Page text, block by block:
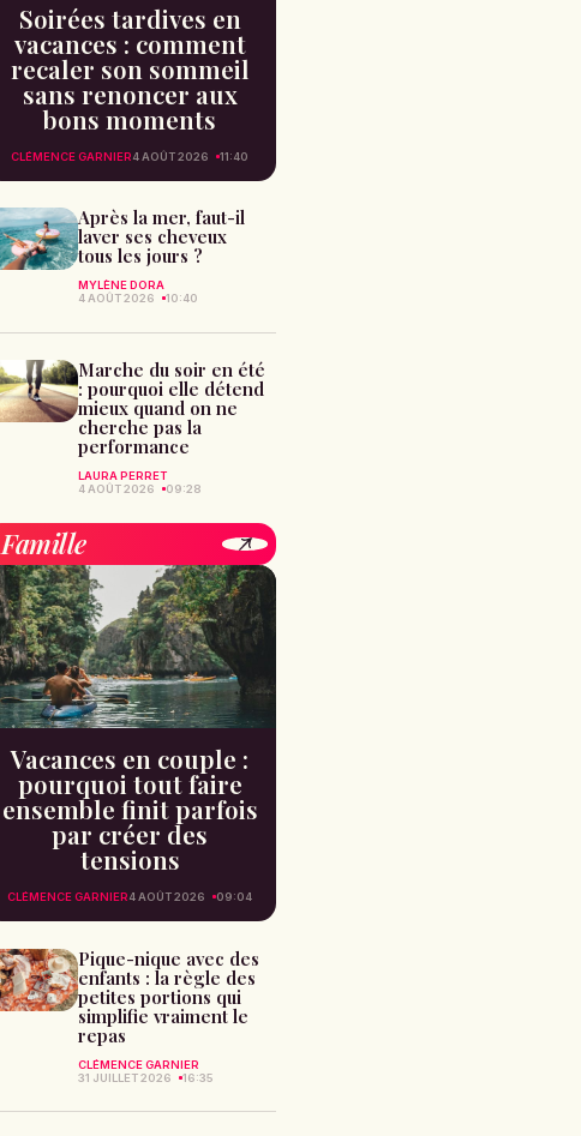
Soirées tardives en
vacances : comment
recaler son sommeil
sans renoncer aux
bons moments
CLÉMENCE GARNIER4 AOÛT 2026 11:40
Après la mer, faut-il
laver ses cheveux
tous les jours ?
MYLÈNE DORA
4 AOÛT 2026
10:40
Marche du soir en été
: pourquoi elle détend
mieux quand on ne
cherche pas la
performance
LAURA PERRET
4 AOÛT 2026
09:28
Famille
Vacances en couple :
pourquoi tout faire
ensemble finit parfois
par créer des
tensions
CLÉMENCE GARNIER4 AOÛT 2026 09:04
Pique-nique avec des
enfants : la règle des
petites portions qui
simplifie vraiment le
repas
CLÉMENCE GARNIER
31 JUILLET 2026
16:35